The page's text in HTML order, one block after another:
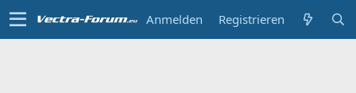
Anmelden Registrieren